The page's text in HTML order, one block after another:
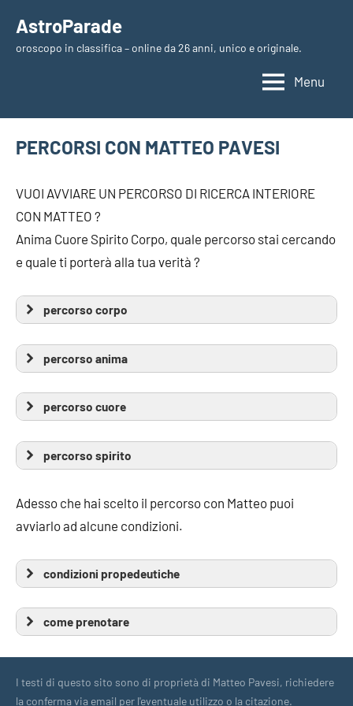
contenuto
AstroParade
oroscopo in classifica – online da 26 anni, unico e originale.
Menu
PERCORSI CON MATTEO PAVESI
VUOI AVVIARE UN PERCORSO DI RICERCA INTERIORE
CON MATTEO ?
Anima Cuore Spirito Corpo, quale percorso stai cercando
e quale ti porterà alla tua verità ?
percorso corpo
percorso anima
percorso cuore
percorso spirito
Adesso che hai scelto il percorso con Matteo puoi
avviarlo ad alcune condizioni.
condizioni propedeutiche
come prenotare
I testi di questo sito sono di proprietà di Matteo Pavesi, richiedere
la conferma via email per l'eventuale utilizzo o la citazione.